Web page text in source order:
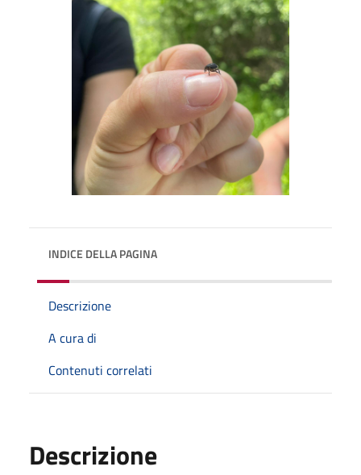
INDICE DELLA PAGINA
Descrizione
A cura di
Contenuti correlati
Descrizione